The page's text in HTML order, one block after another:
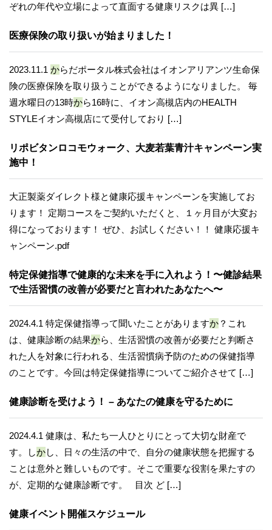
ぞれの年代や立場によって直面する健康リスクは異 […]
医療保険の取り扱いが始まりました！
2023.11.1 からだポータル株式会社はイオンアリアンツ生命保
険の医療保険を取り扱うことができるようになりました。 毎
週水曜日の13時から16時に、イオン高槻店内のHEALTH
STYLEイオン高槻店にて受付しており […]
リポビタンロコモウォーク、大麦若葉青汁キャンペーン実
施中！
大正製薬ダイレクト様と健康応援キャンペーンを実施してお
ります！ 定期コースをご契約いただくと、１ヶ月目が大変お
得になっております！ ぜひ、お試しください！！ 健康応援キ
ャンペーン.pdf
特定保健指導で健康的な未来を手に入れよう！〜健診結果
で生活習慣の改善が必要だと言われたあなたへ〜
2024.4.1 特定保健指導って聞いたことがありますか ？これ
は、健康診断の結果から、生活習慣の改善が必要だと判断さ
れた人を対象に行われる、生活習慣病予防のための保健指導
のことです。今回は特定保健指導についてご紹介させて […]
健康診断を受けよう！ – あなたの健康を守るために
2024.4.1 健康は、私たち一人ひとりにとって大切な財産で
す。しかし、日々の生活の中で、自分の健康状態を把握する
ことは意外と難しいものです。そこで重要な役割を果たすの
が、定期的な健康診断です。 目次 ど […]
健康イベント開催スケジュール